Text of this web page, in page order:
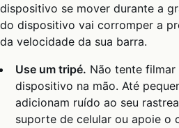
dispositivo se mover durante a
do dispositivo vai corromper a
da velocidade da sua barra.
Use um tripé. Não tente filmar
dispositivo na mão. Até
adicionam ruído ao seu
suporte de celular ou apoie o